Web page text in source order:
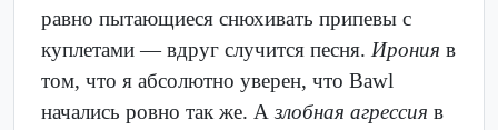
равно пытающиеся снюхивать припевы с
куплетами — вдруг случится песня. Ирония в
том, что я абсолютно уверен, что Bawl
начались ровно так же. Азлобная агрессия в